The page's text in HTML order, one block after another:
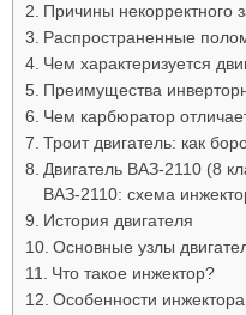
Причины некорректного
Распространенные
Чем характеризуется
Преимущества
Чем карбюратор
Троит двигатель: как
Двигатель ВАЗ-2110 (8
ВАЗ-2110: схема
История двигателя
Основные узлы
Что такое инжектор?
Особенности инжектора